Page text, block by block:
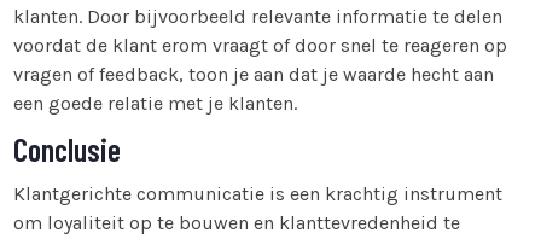
klanten. Door bijvoorbeeld relevante informatie te delen
voordat de klant erom vraagt of door snel te reageren op
vragen of feedback, toon je aan dat je waarde hecht aan
een goede relatie met je klanten.
Conclusie
Klantgerichte communicatie is een krachtig instrument
om loyaliteit op te bouwen en klanttevredenheid te